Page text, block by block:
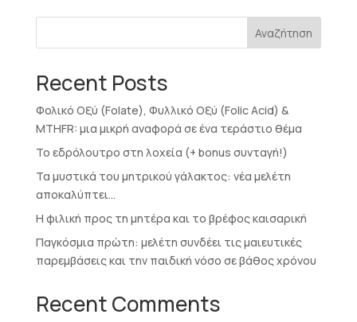
Αναζήτηση
Recent Posts
Φολικό Οξύ (Folate), Φυλλικό Οξύ (Folic Acid) &
MTHFR: μια μικρή αναφορά σε ένα τεράστιο θέμα
Το εδρόλουτρο στη λοχεία (+ bonus συνταγή!)
Τα μυστικά του μητρικού γάλακτος: νέα μελέτη
αποκαλύπτει…
Η φιλική προς τη μητέρα και το βρέφος καισαρική
Παγκόσμια πρώτη: μελέτη συνδέει τις μαιευτικές
παρεμβάσεις και την παιδική νόσο σε βάθος χρόνου
Recent Comments